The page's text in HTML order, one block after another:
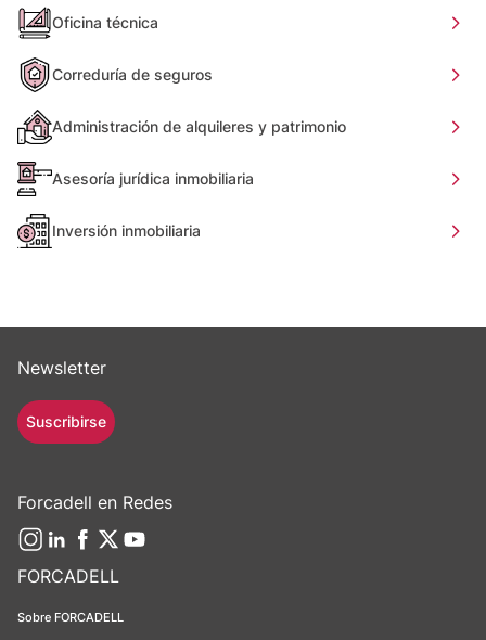
Oficina técnica
Correduría de seguros
Administración de alquileres y patrimonio
Asesoría jurídica inmobiliaria
Inversión inmobiliaria
FORCADELL
Sobre FORCADELL
Newsletter
Suscribirse
Forcadell en Redes